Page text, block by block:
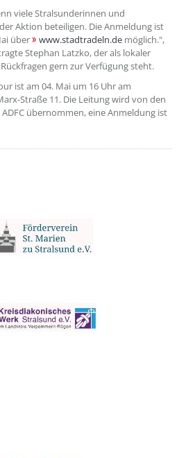
viele Stralsunderinnen und
Aktion beteiligen. Die Anmeldung ist
über
www.stadtradeln.de möglich.",
Stephan Latzko, der als lokaler
gern zur Verfügung steht.
ist am 04. Mai um 16 Uhr am
Straße 11. Die Leitung wird von den
übernommen, eine Anmeldung ist